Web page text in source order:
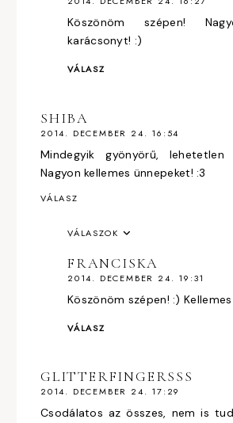
Köszönöm szépen!
karácsonyt! :)
VÁLASZ
SHIBA
2014. DECEMBER 24. 16:54
Mindegyik gyönyörű,
Nagyon kellemes ünnepeket! :3
VÁLASZ
VÁLASZOK
FRANCISKA
2014. DECEMBER 24. 19:31
Köszönöm szépen! :)
VÁLASZ
GLITTERFINGERSSS
2014. DECEMBER 24. 17:29
Csodálatos az összes, nem is